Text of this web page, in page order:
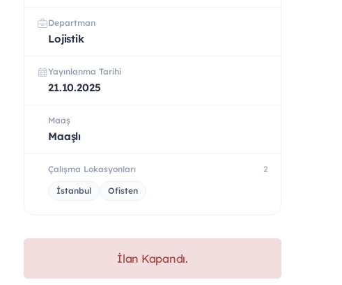
Departman
Lojistik
Yayınlanma Tarihi
21.10.2025
Maaş
Maaşlı
Çalışma Lokasyonları 2
İstanbul Ofisten
İlan Kapandı.